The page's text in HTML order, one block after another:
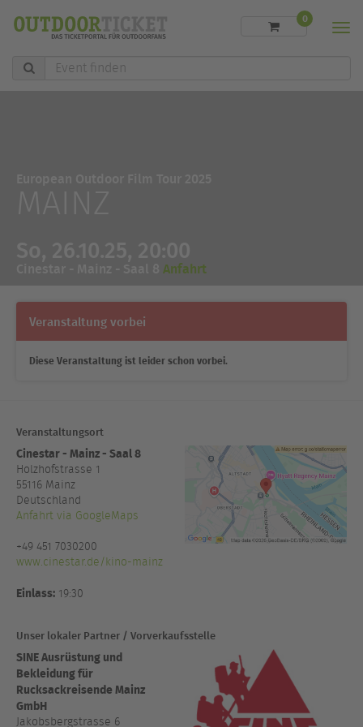
Event
finden
0
Anfahrt
Veranstaltung vorbei
Diese Veranstaltung ist leider schon vorbei.
Veranstaltungsort
Cinestar - Mainz - Saal 8
Holzhofstrasse 1
55116 Mainz
Deutschland
Anfahrt via GoogleMaps
+49 451 7030200
www.cinestar.de/kino-mainz
Einlass: 19:30
Unser lokaler Partner / Vorverkaufsstelle
SINE Ausrüstung und
Bekleidung für
Rucksackreisende Mainz
GmbH
Jakobsbergstrasse 6